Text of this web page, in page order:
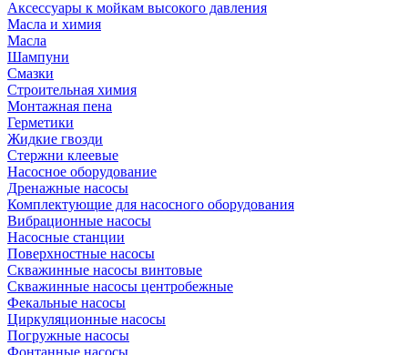
Аксессуары к мойкам высокого давления
Масла и химия
Масла
Шампуни
Смазки
Строительная химия
Монтажная пена
Герметики
Жидкие гвозди
Стержни клеевые
Насосное оборудование
Дренажные насосы
Комплектующие для насосного оборудования
Вибрационные насосы
Насосные станции
Поверхностные насосы
Скважинные насосы винтовые
Скважинные насосы центробежные
Фекальные насосы
Циркуляционные насосы
Погружные насосы
Фонтанные насосы